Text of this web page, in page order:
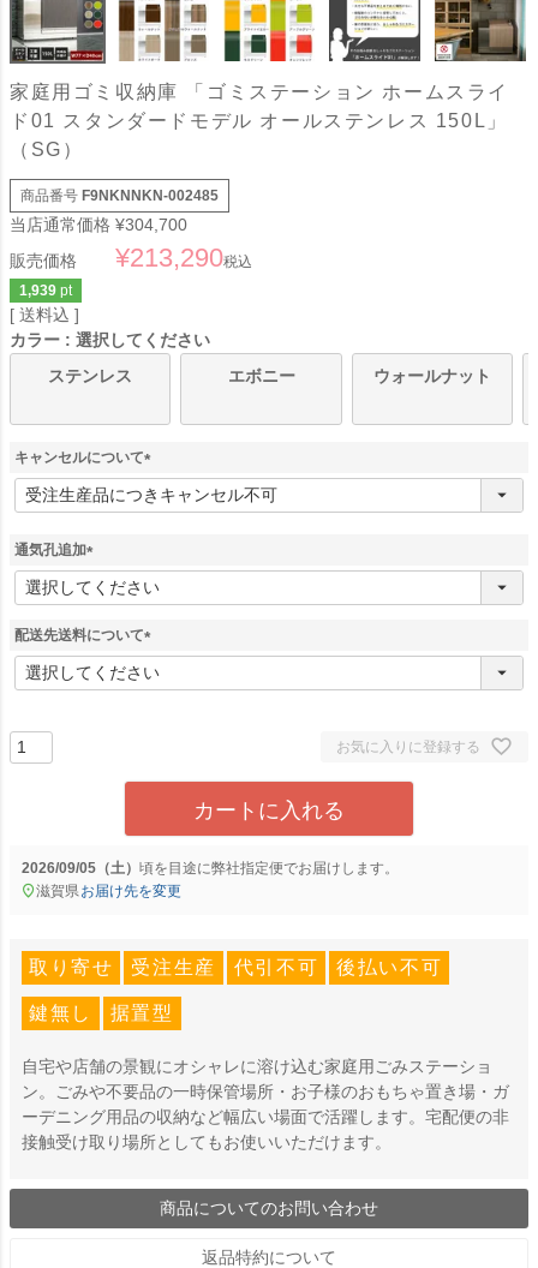
家庭用ゴミ収納庫 「ゴミステーション ホームスライ
ド01 スタンダードモデル オールステンレス 150L」
（SG）
商品番号 F9NKNNKN-002485
当店通常価格 ¥304,700
販売価格
¥213,290税込
1,939 pt
送料込
カラー
選択してください
ステンレス
エボニー ウォールナット
キャンセルについて
(
必
通気孔追加
(
必
)
配送先送料について
(
必
お気に入りに登録する
カートに入れる
2026/09/05（土） に弊社指定便でお届けします。
滋賀県お届け先を変更
取り寄せ 受注生産 代引不可 後払い不可
鍵無し 据置型
自宅や店舗の景観にオシャレに溶け込む家庭用ごみステーショ
ン。ごみや不要品の一時保管場所・お子様のおもちゃ置き場・ガ
ーデニング用品の収納など幅広い場面で活躍します。宅配便の非
接触受け取り場所としてもお使いいただけます。
商品についてのお問い合わせ
返品特約について